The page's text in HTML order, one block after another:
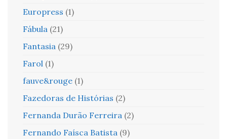
Europress (1)
Fábula (21)
Fantasia (29)
Farol (1)
fauve&rouge (1)
Fazedoras de Histórias (2)
Fernanda Durão Ferreira (2)
Fernando Faísca Batista (9)